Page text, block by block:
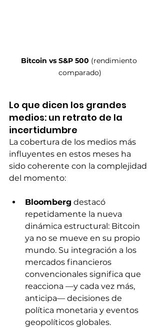
Bitcoin vs S&P 500 (rendimiento
comparado)
Lo que dicen los grandes
medios: un retrato de la
incertidumbre
La cobertura de los medios más
influyentes en estos meses ha
sido coherente con la complejidad
del momento:
Bloomberg destacó
repetidamente la nueva
dinámica estructural: Bitcoin
ya no se mueve en su propio
mundo. Su integración a los
mercados financieros
convencionales significa que
reacciona —y cada vez más,
anticipa— decisiones de
política monetaria y eventos
geopolíticos globales.